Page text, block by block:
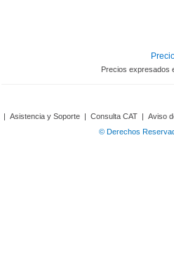
Precios expresados
| Asistencia y Soporte | Consulta CAT | Aviso
© Derechos